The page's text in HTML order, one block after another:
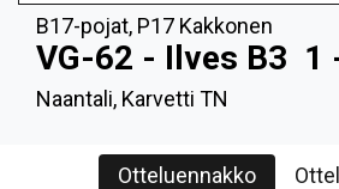
B17-pojat, P17 Kakkonen
VG-62 - Ilves B3 1
Naantali, Karvetti TN
Otteluennakko